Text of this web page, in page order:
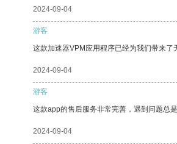
2024-09-04
游客
这款加速器VPM应用程序已经为我们带来了
2024-09-04
游客
这款app的售后服务非常完善，遇到问题总
2024-09-04